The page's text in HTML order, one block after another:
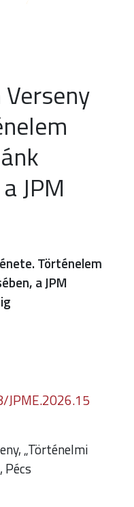
JPM
Történelem
a JPM
„Történelmi